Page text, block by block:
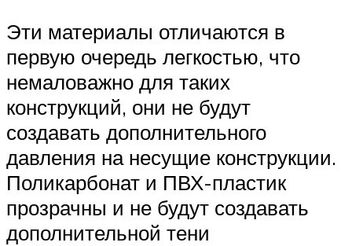
Эти материалы отличаются в
первую очередь легкостью, что
немаловажно для таких
конструкций, они не будут
создавать дополнительного
давления на несущие конструкции.
Поликарбонат и ПВХ-пластик
прозрачны и не будут создавать
дополнительной тени